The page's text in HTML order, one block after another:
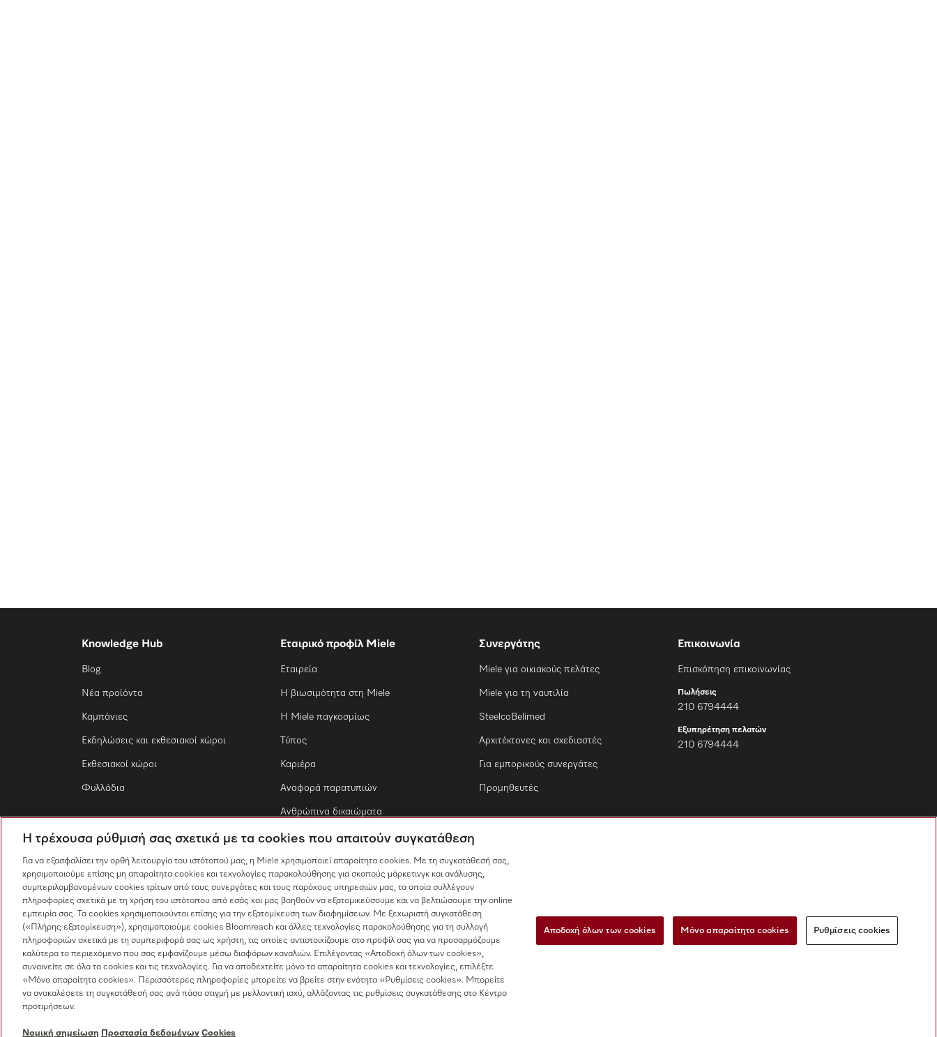
Knowledge Hub
Blog
Νέα προϊόντα
Καμπάνιες
Εκδηλώσεις και εκθεσιακοί χώροι
Εκθεσιακοί χώροι
Φυλλάδια
Εταιρικό προφίλ Miele
Εταιρεία
Η βιωσιμότητα στη Miele
Η Miele παγκοσμίως
Τύπος
Καριέρα
Αναφορά παρατυπιών
Ανθρώπινα δικαιώματα
Συνεργάτης
Miele για οικιακούς πελάτες
Miele για τη ναυτιλία
SteelcoBelimed
Αρχιτέκτονες και σχεδιαστές
Για εμπορικούς συνεργάτες
Προμηθευτές
Επικοινωνία
Επισκόπηση επικοινωνίας
Πωλήσεις
210 6794444
Εξυπηρέτηση πελατών
210 6794444
Η τρέχουσα ρύθμισή σας σχετικά με τα cookies που απαιτούν συγκατάθεση
Για να εξασφαλίσει την ορθή λειτουργία του ιστότοπού μας, η Miele χρησιμοποιεί απαραίτητα cookies. Με τη συγκατάθεσή σας,
χρησιμοποιούμε επίσης μη απαραίτητα cookies και τεχνολογίες παρακολούθησης για σκοπούς μάρκετινγκ και ανάλυσης,
συμπεριλαμβανομένων cookies τρίτων από τους συνεργάτες και τους παρόχους υπηρεσιών μας, τα οποία συλλέγουν
πληροφορίες σχετικά με τη χρήση του ιστότοπου από εσάς και μας βοηθούν να εξατομικεύσουμε και να βελτιώσουμε την online
εμπειρία σας. Τα cookies χρησιμοποιούνται επίσης για την εξατομίκευση των διαφημίσεων. Με ξεχωριστή συγκατάθεση
(«Πλήρης εξατομίκευση»), χρησιμοποιούμε cookies Bloomreach και άλλες τεχνολογίες παρακολούθησης για τη συλλογή
πληροφοριών σχετικά με τη συμπεριφορά σας ως χρήστη, τις οποίες αντιστοιχίζουμε στο προφίλ σας για να προσαρμόζουμε
καλύτερα το περιεχόμενο που σας εμφανίζουμε μέσω διαφόρων καναλιών. Επιλέγοντας «Αποδοχή όλων των cookies»,
συναινείτε σε όλα τα cookies και τις τεχνολογίες. Για να αποδεχτείτε μόνο τα απαραίτητα cookies και τεχνολογίες, επιλέξτε
«Μόνο απαραίτητα cookies». Περισσότερες πληροφορίες μπορείτε να βρείτε στην ενότητα «Ρυθμίσεις cookies». Μπορείτε
να ανακαλέσετε τη συγκατάθεσή σας ανά πάσα στιγμή με μελλοντική ισχύ, αλλάζοντας τις ρυθμίσεις συγκατάθεσης στο Κέντρο
προτιμήσεων.
Νομική σημείωση Προστασία δεδομένων Cookies
Αποδοχή όλων των cookies Μόνο απαραίτητα cookies Ρυθμίσεις cookies